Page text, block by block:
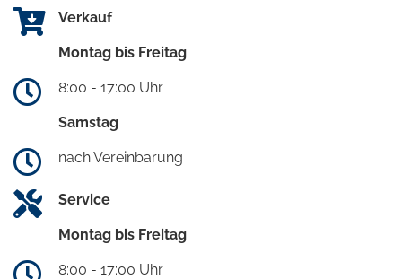
Verkauf
Montag bis Freitag
8:00 - 17:00 Uhr
Samstag
nach Vereinbarung
Service
Montag bis Freitag
8:00 - 17:00 Uhr